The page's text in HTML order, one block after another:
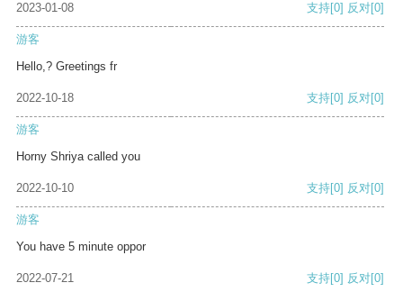
2023-01-08 支持[0] 反对[0]
游客
Hello,? Greetings fr
2022-10-18 支持[0] 反对[0]
游客
Horny Shriya called you
2022-10-10 支持[0] 反对[0]
游客
You have 5 minute oppor
2022-07-21 支持[0] 反对[0]